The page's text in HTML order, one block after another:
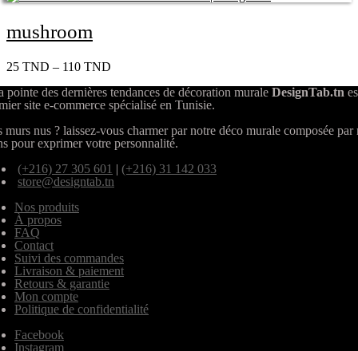
mushroom
25 TND – 110 TND
pointe des dernières tendances de décoration murale DesignTab.tn
site e-commerce spécialisé en Tunisie.
murs nus ? laissez-vous charmer par notre déco murale composée par
pour exprimer votre personnalité.
(+216) 27 305 601 | (+216) 31 142 033
store@designtab.tn
Nos produits
À propos
FAQ
Contact
Suivi des commandes
Livraison & paiement
Retours & garantie
Mon compte
Politique de confidentialité
Facebook
Instagram